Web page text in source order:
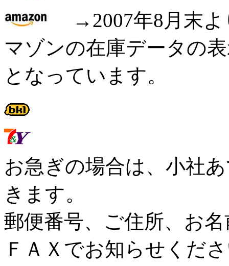
→2007年8月末よ
マゾンの在庫データの
となっています。
お急ぎの場合は、小社
きます。
郵便番号、ご住所、お
ＦＡＸでお知らせくだ